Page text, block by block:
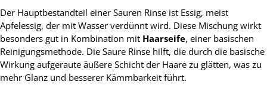
Der Hauptbestandteil einer Sauren Rinse ist Essig, meist
Apfelessig, der mit Wasser verdünnt wird. Diese Mischung wirkt
besonders gut in Kombination mit Haarseife, einer basischen
Reinigungsmethode. Die Saure Rinse hilft, die durch die basische
Wirkung aufgeraute äußere Schicht der Haare zu glätten, was zu
mehr Glanz und besserer Kämmbarkeit führt.